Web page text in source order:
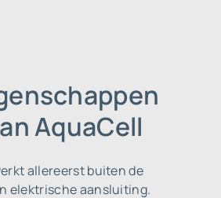
AquaCell
allereerst buiten de
elektrische aansluiting.